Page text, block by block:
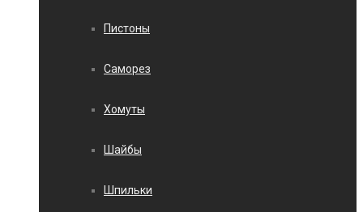
Пистоны
Саморез
Хомуты
Шайбы
Шпильки